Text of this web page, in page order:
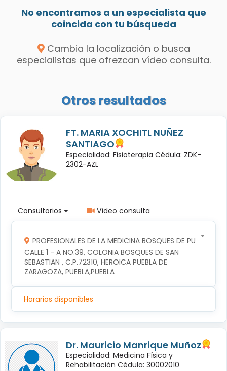
No encontramos a un especialista que
coincida con tu búsqueda
Cambia la localización o busca
especialistas que ofrezcan vídeo consulta.
Otros resultados
FT. MARIA XOCHITL NUÑEZ
SANTIAGO
Especialidad: Fisioterapia Cédula: ZDK-
2302-AZL
Consultorios Vídeo consulta
PROFESIONALES DE LA MEDICINA BOSQUES DE PUEBLA S
CALLE 1 - A NO.39, COLONIA BOSQUES DE SAN
SEBASTIAN , C.P.72310, HEROICA PUEBLA DE
ZARAGOZA, PUEBLA,PUEBLA
Horarios disponibles
Dr. Mauricio Manrique Muñoz
Especialidad: Medicina Física y
Rehabilitación Cédula: 30002010